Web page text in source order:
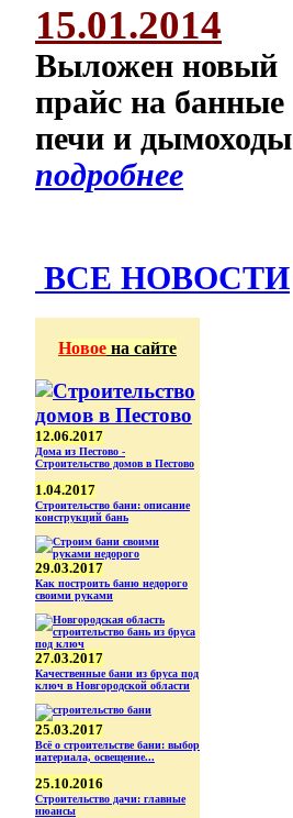
15.01.2014
Выложен новый
прайс на банные
печи и дымоходы
подробнее
ВСЕ НОВОСТИ
Новое на сайте
12.06.2017
Дома из Пестово -
Строительство домов в Пестово
1.04.2017
Строительство бани: описание
конструкций бань
29.03.2017
Как построить баню недорого
своими руками
27.03.2017
Качественные бани из бруса под
ключ в Новгородской области
25.03.2017
Всё о строительстве бани: выбор
иатериала, освещение...
25.10.2016
Строительство дачи: главные
нюансы